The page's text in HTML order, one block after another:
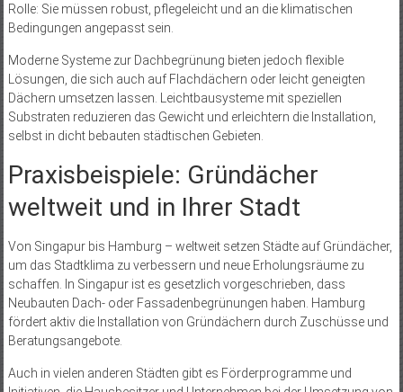
Rolle: Sie müssen robust, pflegeleicht und an die klimatischen
Bedingungen angepasst sein.
Moderne Systeme zur Dachbegrünung bieten jedoch flexible
Lösungen, die sich auch auf Flachdächern oder leicht geneigten
Dächern umsetzen lassen. Leichtbausysteme mit speziellen
Substraten reduzieren das Gewicht und erleichtern die Installation,
selbst in dicht bebauten städtischen Gebieten.
Praxisbeispiele: Gründächer
weltweit und in Ihrer Stadt
Von Singapur bis Hamburg – weltweit setzen Städte auf Gründächer,
um das Stadtklima zu verbessern und neue Erholungsräume zu
schaffen. In Singapur ist es gesetzlich vorgeschrieben, dass
Neubauten Dach- oder Fassadenbegrünungen haben. Hamburg
fördert aktiv die Installation von Gründächern durch Zuschüsse und
Beratungsangebote.
Auch in vielen anderen Städten gibt es Förderprogramme und